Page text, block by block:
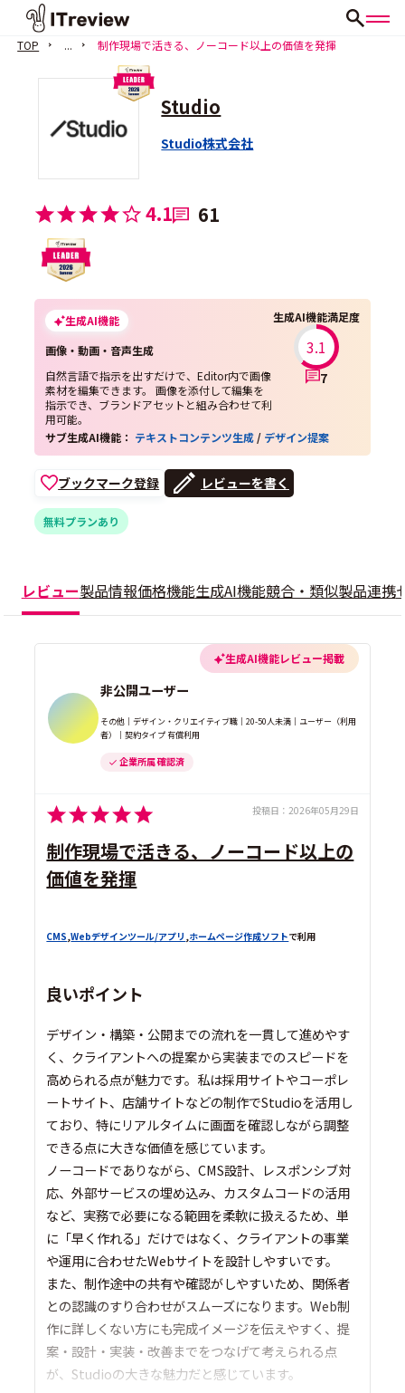
TOP ... 制作現場で活きる、ノーコード以上の価値を発揮
Studio
Studio株式会社
4.1 61
生成AI機能
画像・動画・音声生成
自然言語で指示を出すだけで、Editor内で画像
素材を編集できます。 画像を添付して編集を
指示でき、ブランドアセットと組み合わせて利
用可能。
生成AI機能満足度
3.1
7
サブ生成AI機能： テキストコンテンツ生成 / デザイン提案
ブックマーク登録 レビューを書く
無料プランあり
レビュー製品情報価格機能生成AI機能競合・類似製品連携
生成AI機能レビュー掲載
非公開ユーザー
その他｜デザイン・クリエイティブ職｜20-50人未満｜ユーザー（利用
者）｜契約タイプ 有償利用
企業所属 確認済
投稿日： 2026年05月29日
制作現場で活きる、ノーコード以上の
価値を発揮
CMS ,Webデザインツール/アプリ ,ホームページ作成ソフトで利用
良いポイント
デザイン・構築・公開までの流れを一貫して進めやす
く、クライアントへの提案から実装までのスピードを
高められる点が魅力です。私は採用サイトやコーポレ
ートサイト、店舗サイトなどの制作でStudioを活用し
ており、特にリアルタイムに画面を確認しながら調整
できる点に大きな価値を感じています。
ノーコードでありながら、CMS設計、レスポンシブ対
応、外部サービスの埋め込み、カスタムコードの活用
など、実務で必要になる範囲を柔軟に扱えるため、単
に「早く作れる」だけではなく、クライアントの事業
や運用に合わせたWebサイトを設計しやすいです。
また、制作途中の共有や確認がしやすいため、関係者
との認識のすり合わせがスムーズになります。Web制
作に詳しくない方にも完成イメージを伝えやすく、提
案・設計・実装・改善までをつなげて考えられる点
が、Studioの大きな魅力だと感じています。